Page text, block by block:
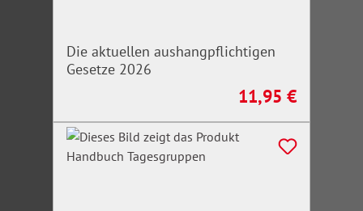
Die aktuellen aushangpflichtigen
Gesetze 2026
Regulärer Preis:
11,95 €